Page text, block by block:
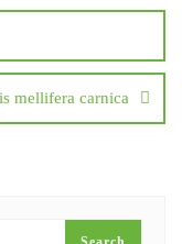
mellifera carnica